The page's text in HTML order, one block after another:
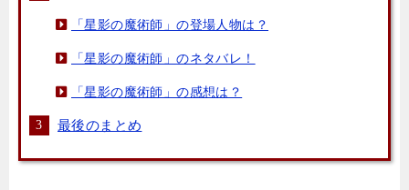
「星影の魔術師」の登場人物は？
「星影の魔術師」のネタバレ！
「星影の魔術師」の感想は？
最後のまとめ